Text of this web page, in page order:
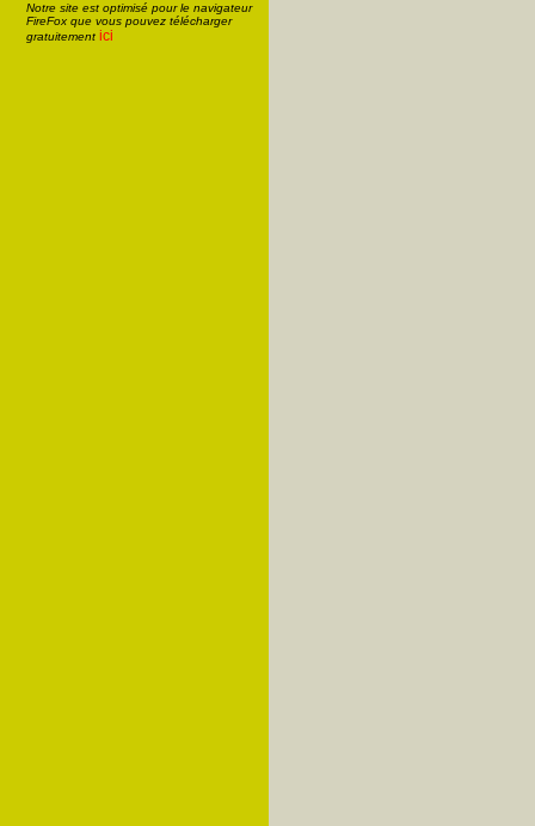
Notre site est optimisé pour le navigateur
FireFox que vous pouvez télécharger
gratuitement ici